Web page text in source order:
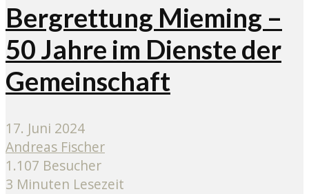
Bergrettung Mieming –
50 Jahre im Dienste der
Gemeinschaft
17. Juni 2024
Andreas Fischer
1.107 Besucher
3 Minuten Lesezeit